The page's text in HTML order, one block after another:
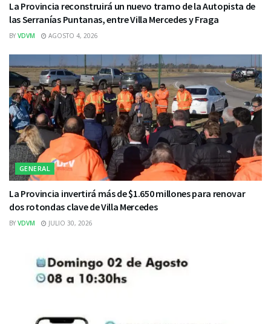
La Provincia reconstruirá un nuevo tramo de la Autopista de
las Serranías Puntanas, entre Villa Mercedes y Fraga
BY VDVM AGOSTO 4, 2026
GENERAL
La Provincia invertirá más de $1.650 millones para renovar
dos rotondas clave de Villa Mercedes
BY VDVM JULIO 30, 2026